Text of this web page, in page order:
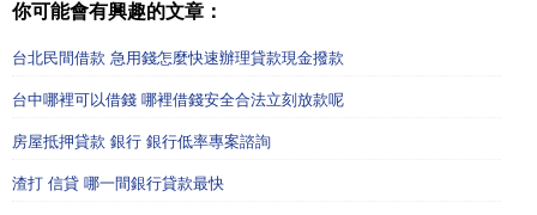
你可能會有興趣的文章：
台北民間借款 急用錢怎麼快速辦理貸款現金撥款
台中哪裡可以借錢 哪裡借錢安全合法立刻放款呢
房屋抵押貸款 銀行 銀行低率專案諮詢
渣打 信貸 哪一間銀行貸款最快